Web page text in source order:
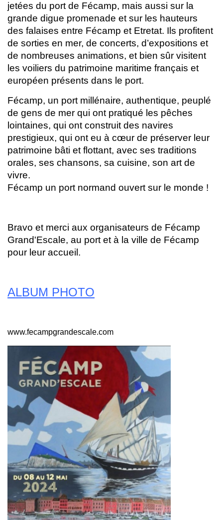
jetées du port de Fécamp, mais aussi sur la
grande digue promenade et sur les hauteurs
des falaises entre Fécamp et Etretat. Ils profitent
de sorties en mer, de concerts, d’expositions et
de nombreuses animations, et bien sûr visitent
les voiliers du patrimoine maritime français et
européen présents dans le port.
Fécamp, un port millénaire, authentique, peuplé
de gens de mer qui ont pratiqué les pêches
lointaines, qui ont construit des navires
prestigieux, qui ont eu à cœur de préserver leur
patrimoine bâti et flottant, avec ses traditions
orales, ses chansons, sa cuisine, son art de
vivre.
Fécamp un port normand ouvert sur le monde !
Bravo et merci aux organisateurs de Fécamp
Grand'Escale, au port et à la ville de Fécamp
pour leur accueil.
ALBUM PHOTO
www.fecampgrandescale.com